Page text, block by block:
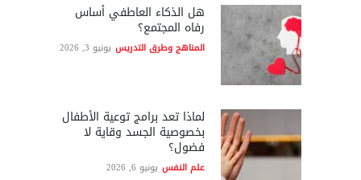
هل الذكاء العاطفي أساس
رفاه المجتمع؟
المناهج وطرق التدريس يونيو 3, 2026
لماذا تعد برامج توعية الأطفال
بخصوصية الجسد وقاية لا
فضول؟
علم النفس يونيو 6, 2026